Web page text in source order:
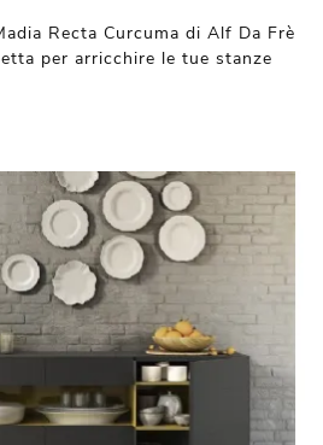
Recta Curcuma di Alf Da Frè
per arricchire le tue stanze